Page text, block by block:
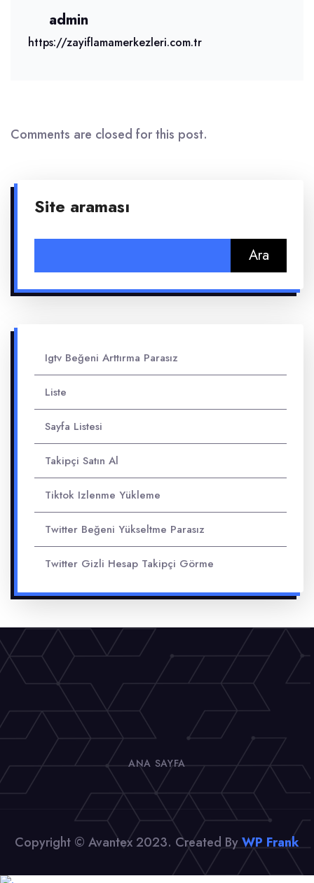
admin
https://zayiflamamerkezleri.com.tr
Comments are closed for this post.
Site araması
Igtv Beğeni Arttırma Parasız
Liste
Sayfa Listesi
Takipçi Satın Al
Tiktok Izlenme Yükleme
Twitter Beğeni Yükseltme Parasız
Twitter Gizli Hesap Takipçi Görme
ANA SAYFA
Copyright © Avantex 2023. Created ByWP Frank